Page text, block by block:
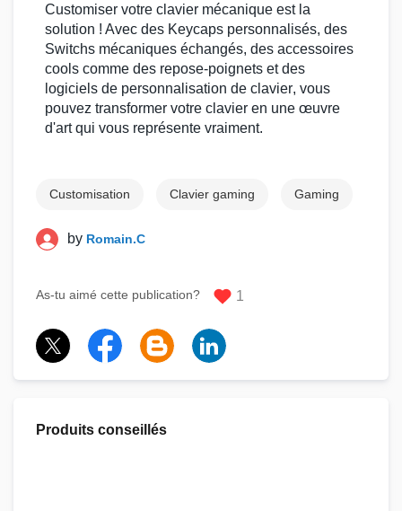
Customiser votre clavier mécanique est la
solution ! Avec des Keycaps personnalisés, des
Switchs mécaniques échangés, des accessoires
cools comme des repose-poignets et des
logiciels de personnalisation de clavier, vous
pouvez transformer votre clavier en une œuvre
d'art qui vous représente vraiment.
Customisation Clavier gaming Gaming
by Romain.C
As-tu aimé cette publication? 1
Produits conseillés